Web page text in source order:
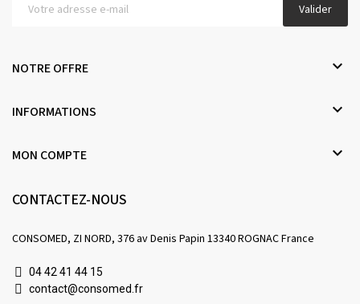
Valider
NOTRE OFFRE 
INFORMATIONS 
MON COMPTE 
CONTACTEZ-NOUS
CONSOMED, ZI NORD, 376 av Denis Papin 13340 ROGNAC France
04 42 41 44 15
contact@consomed.fr